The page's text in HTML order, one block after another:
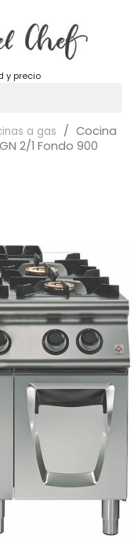
y precio
a gas
Cocina
2/1 Fondo 900